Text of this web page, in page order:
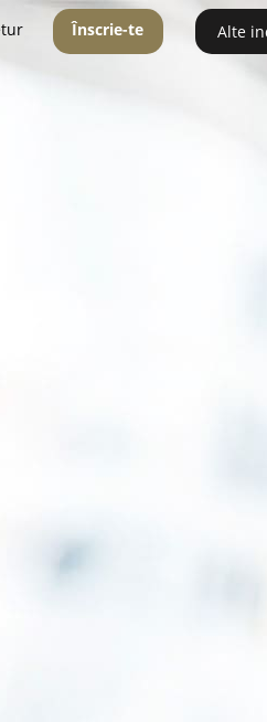
Înscrie-te Alte